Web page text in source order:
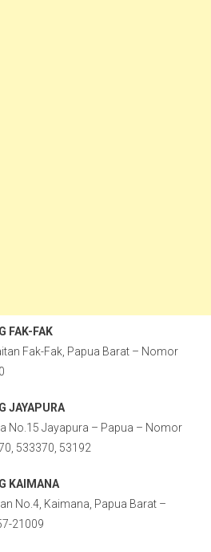
FAK-FAK
Fak-Fak, Papua Barat – Nomor
JAYAPURA
No.15 Jayapura – Papua – Nomor
533370, 53192
KAIMANA
No.4, Kaimana, Papua Barat –
21009